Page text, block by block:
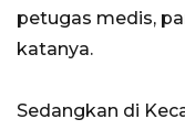
petugas medis,
katanya.
Sedangkan di